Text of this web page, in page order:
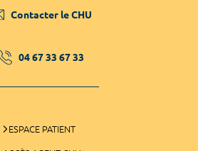
Contacter le CHU
04 67 33 67 33
ESPACE PATIENT